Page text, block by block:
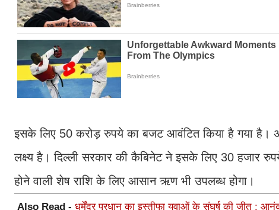
इसके लिए 50 करोड़ रुपये का बजट आवंटित किया है गया है।
लक्ष्य है। दिल्ली सरकार की कैबिनेट ने इसके लिए 30 हजार
होने वाली शेष राशि के लिए आसान ऋण भी उपलब्ध होगा।
Also Read - धर्मेंद्र प्रधान का इस्तीफा युवाओं के संघर्ष की जीत :